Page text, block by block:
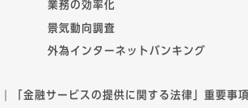
業務の効率化
景気動向調査
外為インターネットバンキング
「金融サービスの提供に関する法律」重要事